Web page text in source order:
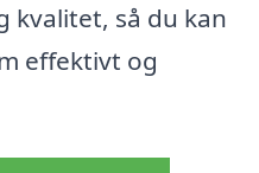
kvalitet, så du kan
effektivt og